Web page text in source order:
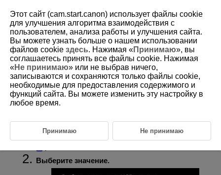
D180-227
Выбор приложения для
подключений USB
Подключив камеру к смартфону или компьютеру с помощью
интерфейсного кабеля, можно передавать изображения или
Выбер. прил. для USB-подкл.
Выберите значение.
Этот сайт (cam.start.canon) использует файлы cookie
для улучшения алгоритма взаимодействия с
пользователем, анализа работы и улучшения сайта.
Вы можете узнать больше о нашем использовании
файлов cookie здесь. Нажимая «Принимаю», вы
соглашаетесь принять все файлы cookie. Нажимая
«Не принимаю» или не выбрав ничего,
записываются и сохраняются только файлы cookie,
необходимые для предоставления содержимого и
функций сайта. Вы можете изменить эту настройку в
любое время.
Принимаю Не принимаю